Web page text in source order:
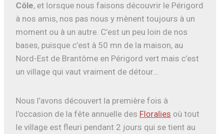
Côle, et lorsque nous faisons découvrir le Périgord
à nos amis, nos pas nous y mènent toujours à un
moment ou à un autre. C’est un peu loin de nos
bases, puisque c’est à 50 mn de la maison, au
Nord-Est de Brantôme en Périgord vert mais c’est
un village qui vaut vraiment de détour…
Nous l’avons découvert la première fois à
l’occasion de la fête annuelle des Floralies où tout
le village est fleuri pendant 2 jours qui se tient au